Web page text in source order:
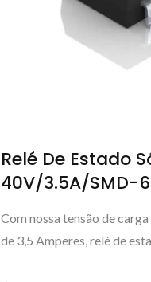
Relé De Estado
40V/3.5A/SMD-6
Com nossa tensão de
de 3,5 Amperes, relé de